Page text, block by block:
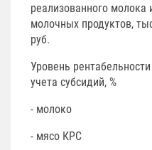
реализованного молока
молочных продуктов,
руб.
Уровень
учета субсидий, %
- молоко
- мясо КРС